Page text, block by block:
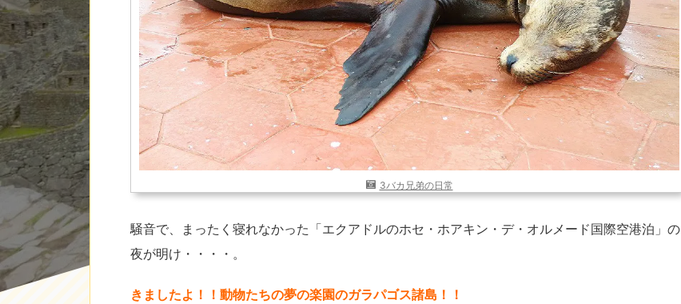
3バカ兄弟の日常
騒音で、まったく寝れなかった「エクアドルのホセ・ホアキン・デ・オルメード国際空港泊」の
夜が明け・・・・。
きましたよ！！動物たちの夢の楽園のガラパゴス諸島！！